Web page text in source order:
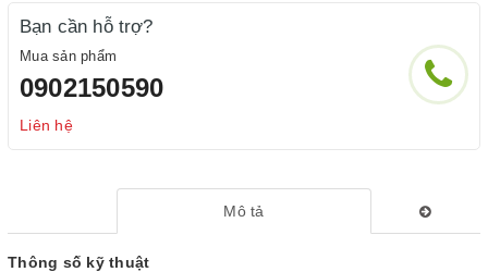
Bạn cần hỗ trợ?
Mua sản phẩm
0902150590
Liên hệ
Mô tả
Thông số kỹ thuật